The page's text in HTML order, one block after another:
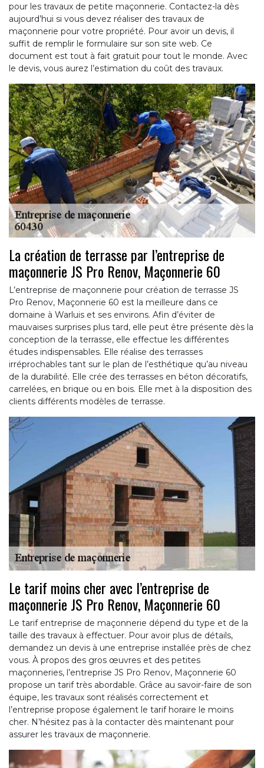
pour les travaux de petite maçonnerie. Contactez-la dès
aujourd’hui si vous devez réaliser des travaux de
maçonnerie pour votre propriété. Pour avoir un devis, il
suffit de remplir le formulaire sur son site web. Ce
document est tout à fait gratuit pour tout le monde. Avec
le devis, vous aurez l’estimation du coût des travaux.
La création de terrasse par l’entreprise de
maçonnerie JS Pro Renov, Maçonnerie 60
L’entreprise de maçonnerie pour création de terrasse JS
Pro Renov, Maçonnerie 60 est la meilleure dans ce
domaine à Warluis et ses environs. Afin d’éviter de
mauvaises surprises plus tard, elle peut être présente dès la
conception de la terrasse, elle effectue les différentes
études indispensables. Elle réalise des terrasses
irréprochables tant sur le plan de l’esthétique qu’au niveau
de la durabilité. Elle crée des terrasses en béton décoratifs,
carrelées, en brique ou en bois. Elle met à la disposition des
clients différents modèles de terrasse.
Le tarif moins cher avec l’entreprise de
maçonnerie JS Pro Renov, Maçonnerie 60
Le tarif entreprise de maçonnerie dépend du type et de la
taille des travaux à effectuer. Pour avoir plus de détails,
demandez un devis à une entreprise installée près de chez
vous. À propos des gros œuvres et des petites
maçonneries, l’entreprise JS Pro Renov, Maçonnerie 60
propose un tarif très abordable. Grâce au savoir-faire de son
équipe, les travaux sont réalisés correctement et
l’entreprise propose également le tarif horaire le moins
cher. N’hésitez pas à la contacter dès maintenant pour
assurer les travaux de maçonnerie.